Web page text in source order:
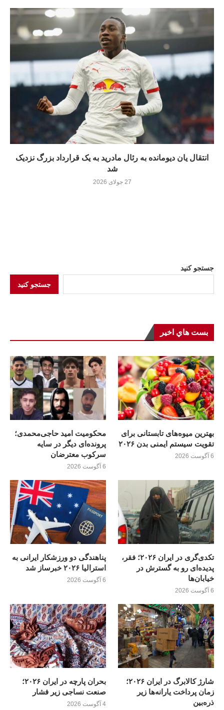
انتقال یان دیومانده به رئال مادرید به یک قرارداد بزرگ نزدیک
شد
27 جولای 2026
جستجو کنید
جستجو کنید
بست هاي اخير
بهترین میوه‌های تابستانی برای
تقویت سیستم ایمنی بدن ۲۰۲۶
6 آگوست 2026
محکومیت امید حاجی‌محمدی؛
پرونده‌ای دیگر در سایه
سرکوب معترضان
6 آگوست 2026
تکدی‌گری در ایران ۲۰۲۶؛ فقر،
پدیده‌ای رو به گسترش در
خیابان‌ها
6 آگوست 2026
پناهندگی دو ورزشکار ایرانی به
استرالیا ۲۰۲۶ خبرساز شد
6 آگوست 2026
شارژ کالابرگ در ایران ۲۰۲۶؛
زمان پرداخت یارانه‌ها زیر
ذره‌بین
بحران پارچه در ایران ۲۰۲۶؛
صنعت نساجی زیر فشار
4 آگوست 2026